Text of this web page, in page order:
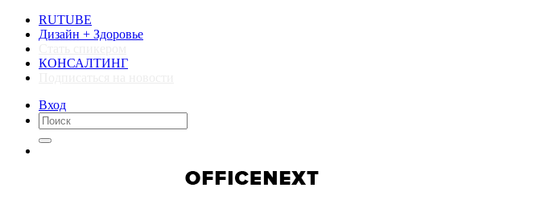
RUTUBE
Дизайн + Здоровье
КОНСАЛТИНГ
Вход